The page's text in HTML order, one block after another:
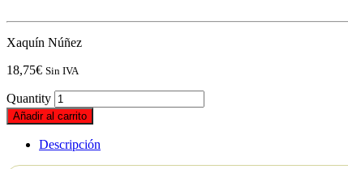
Xaquín Núñez
18,75€ Sin IVA
Quantity
Añadir al carrito
Descripción